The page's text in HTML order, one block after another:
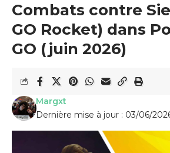
Combats contre
GO Rocket) dans
GO (juin 2026)
Dernière mise à jour : 03/06/
Margxt